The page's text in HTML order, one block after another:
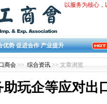
以服务为核心
优势 促进合作 产业提升
商会 >> 综合资讯 >> 文章浏览
玩企等应对出